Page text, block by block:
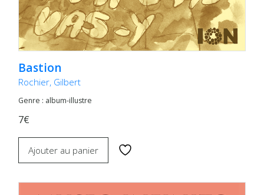
Bastion
Rochier, Gilbert
Genre : album-illustre
7€
Ajouter au panier